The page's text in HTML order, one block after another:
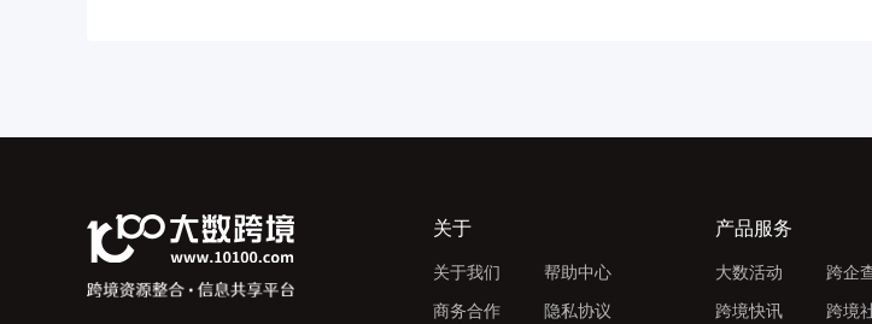
关于
关于我们
商务合作
帮助中心
隐私协议
产品服务
大数活动
跨境快讯
跨企
跨境